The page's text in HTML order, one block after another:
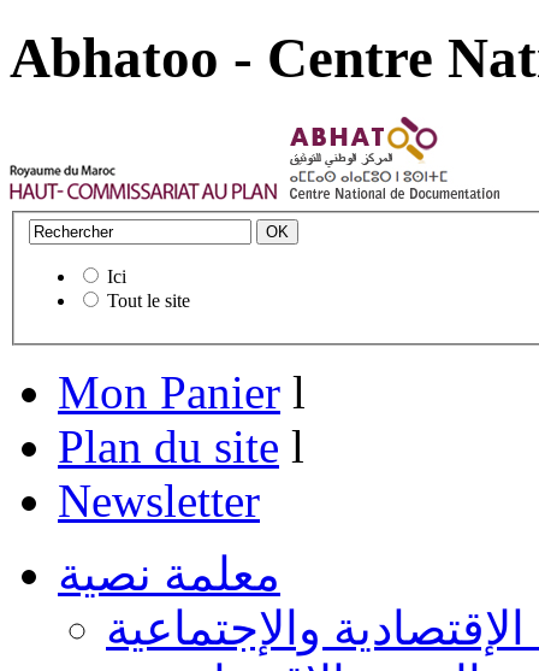
Abhatoo - Centre
Ici
Tout le site
Mon Panier l
Plan du site l
Newsletter
معلمة نصية
الإقتصادية والإجتماعية